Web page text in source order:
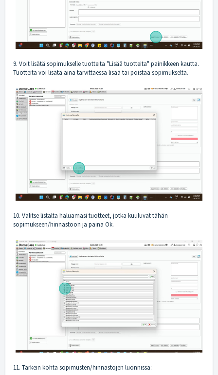
9. Voit lisätä sopimukselle tuotteita "Lisää tuotteita" painikkeen kautta.
Tuotteita voi lisätä aina tarvittaessa lisää tai poistaa sopimukselta.
10. Valitse listalta haluamasi tuotteet, jotka kuuluvat tähän
sopimukseen/hinnastoon ja paina Ok.
11. Tärkein kohta sopimusten/hinnastojen luonnissa: